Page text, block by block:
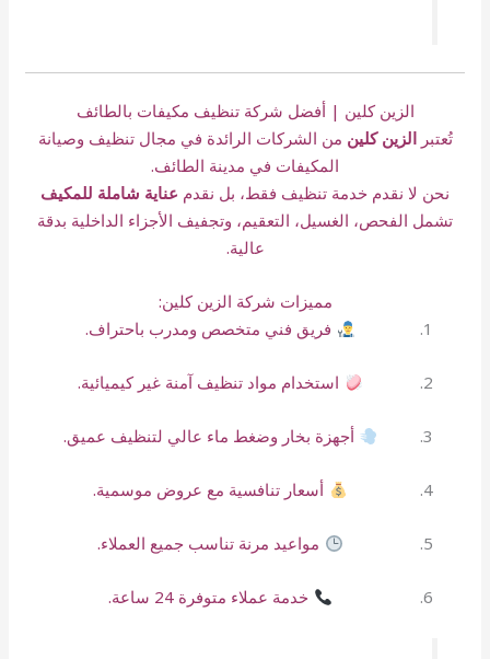
الزين كلين | أفضل شركة تنظيف مكيفات بالطائف
تُعتبرالزين كلين من الشركات الرائدة في مجال تنظيف وصيانة
المكيفات في مدينة الطائف.
نحن لا نقدم خدمة تنظيف فقط، بل نقدم عناية شاملة للمكيف
تشمل الفحص، الغسيل، التعقيم، وتجفيف الأجزاء الداخلية بدقة
عالية.
مميزات شركة الزين كلين:
فريق فني متخصص ومدرب باحتراف.
استخدام مواد تنظيف آمنة غير كيميائية.
أجهزة بخار وضغط ماء عالي لتنظيف عميق.
أسعار تنافسية مع عروض موسمية.
مواعيد مرنة تناسب جميع العملاء.
خدمة عملاء متوفرة 24 ساعة.